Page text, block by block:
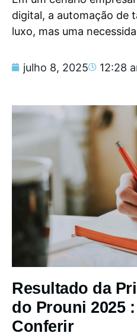
digital, a automação de
luxo, mas uma
julho 8, 2025 12:28
Resultado da
do Prouni 2025
Conferir